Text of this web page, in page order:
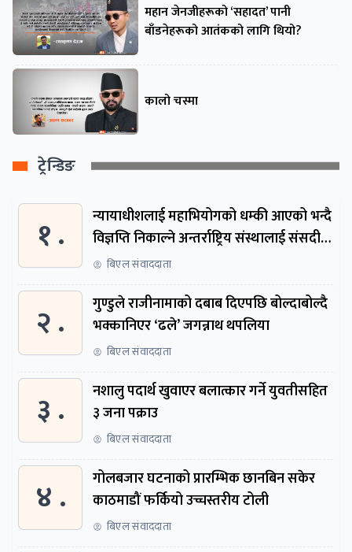
महान जेनजीहरूको ‘सहादत’ पानी
बाँडनेहरूको आतंकको लागि थियो?
कालो चस्मा
ट्रेन्डिङ
१ .
न्यायाधीशलाई महाभियोगको धम्की आएको भन्दै
विज्ञप्ति निकाल्ने अन्तर्राष्ट्रिय संस्थालाई संसदीय
समितिमा बोलाइयो
बिएल संवाददाता
२ .
गुण्डुले राजीनामाको दबाब दिएपछि बोल्दाबोल्दै
भक्कानिएर ‘ढले’ जगन्नाथ थपलिया
बिएल संवाददाता
३ .
नशालु पदार्थ खुवाएर बलात्कार गर्ने युवतीसहित
३ जना पक्राउ
बिएल संवाददाता
४ .
गोलबजार घटनाको प्रारम्भिक छानबिन सकेर
काठमाडौं फर्कियो उच्चस्तरीय टोली
बिएल संवाददाता